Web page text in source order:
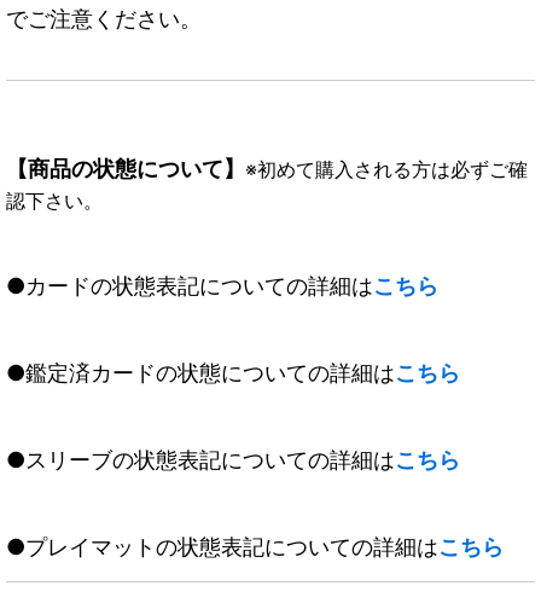
でご注意ください。
【商品の状態について】 ※初めて購入される方は必ずご確
認下さい。
●カードの状態表記についての詳細はこちら
●鑑定済カードの状態についての詳細はこちら
●スリーブの状態表記についての詳細はこちら
●プレイマットの状態表記についての詳細はこちら